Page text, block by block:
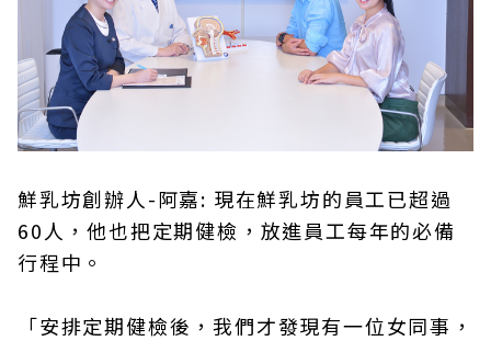
鮮乳坊創辦人-阿嘉: 現在鮮乳坊的員工已超過
60人，他也把定期健檢，放進員工每年的必備
行程中。
「安排定期健檢後，我們才發現有一位女同事，